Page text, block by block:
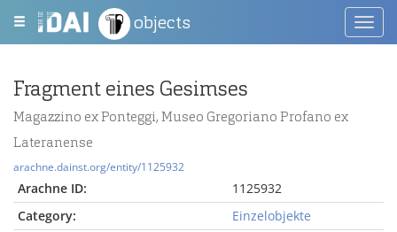
objects
Fragment eines Gesimses
Magazzino ex Ponteggi, Museo Gregoriano Profano ex
Lateranense
arachne.dainst.org/entity/1125932
Arachne ID:
1125932
Category:
Einzelobjekte